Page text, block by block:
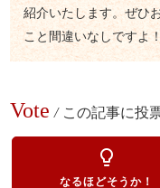
紹介いたします。ぜひ
こと間違いなしですよ！
Vote / この記事に投
lightbulb_outline
なるほどそうか！